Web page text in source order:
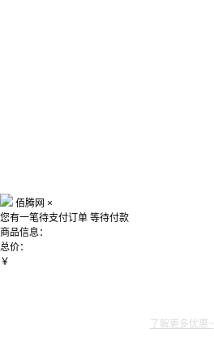
佰腾网 ×
您有一笔待支付订单 等待付款
商品信息：
总价：
￥
了解更多优惠~